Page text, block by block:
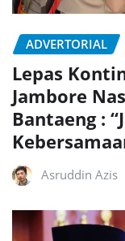
ADVERTORIAL
Lepas
Jambore
Bantaeng :
Asruddin Azis